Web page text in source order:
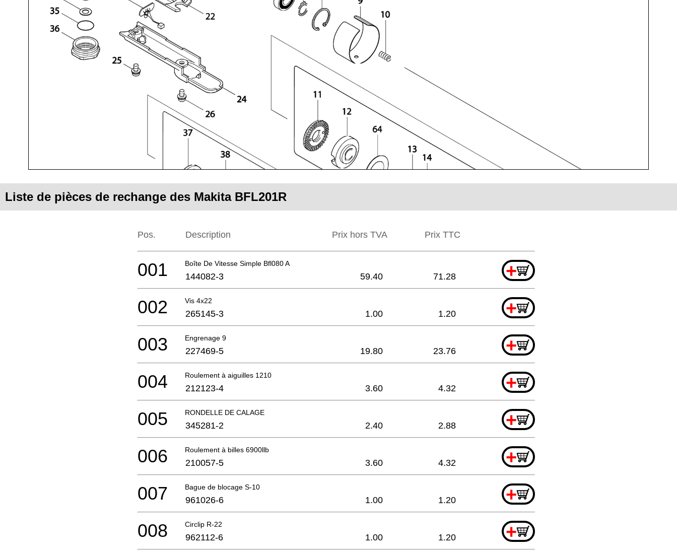
Liste de pièces de rechange des Makita BFL201R
Pos. Description Prix hors TVA Prix ​​TTC
Boîte De Vitesse Simple Bfl080 A +
001 144082-3 59.40 71.28
Vis 4x22 +
002 265145-3 1.00 1.20
Engrenage 9 +
003 227469-5 19.80 23.76
Roulement à aiguilles 1210 +
004 212123-4 3.60 4.32
RONDELLE DE CALAGE +
005 345281-2 2.40 2.88
Roulement à billes 6900llb +
006 210057-5 3.60 4.32
Bague de blocage S-10 +
007 961026-6 1.00 1.20
Circlip R-22 +
008 962112-6 1.00 1.20